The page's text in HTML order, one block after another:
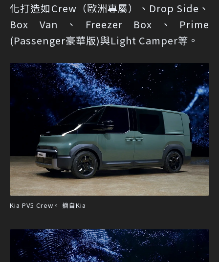
化打造如Crew（歐洲專屬）、Drop Side、
Box Van、Freezer Box、Prime
(Passenger豪華版)與Light Camper等。
Kia PV5 Crew。 摘自Kia